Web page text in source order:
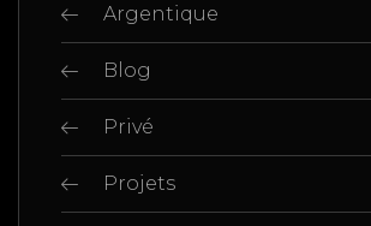
Argentique
Blog
Privé
Projets